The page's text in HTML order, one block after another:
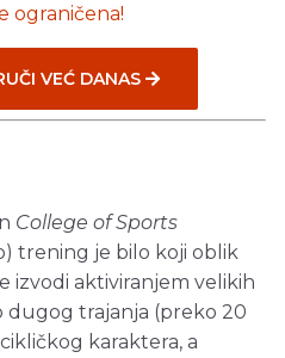
ograničena!
VEĆ DANAS
College of Sports
trening je bilo koji oblik
izvodi aktiviranjem velikih
dugog trajanja (preko 20
karaktera, a